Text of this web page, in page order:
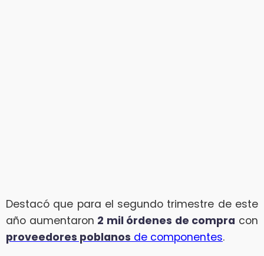
Destacó que para el segundo trimestre de este
año aumentaron 2 mil órdenes de compra con
proveedores poblanos de componentes.